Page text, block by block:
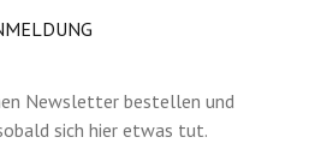
Newsletter bestellen und
sich hier etwas tut.